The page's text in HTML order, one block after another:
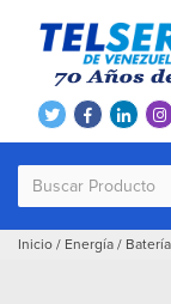
Inicio / Energía /